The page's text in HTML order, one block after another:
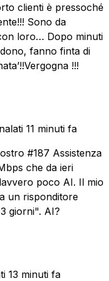
clienti è pressoché
Sono da
loro… Dopo minuti
fanno finta di
!!!
11 minuti fa
#187 Assistenza
che da ieri
poco AI. Il mio
un risponditore
giorni". AI?
13 minuti fa